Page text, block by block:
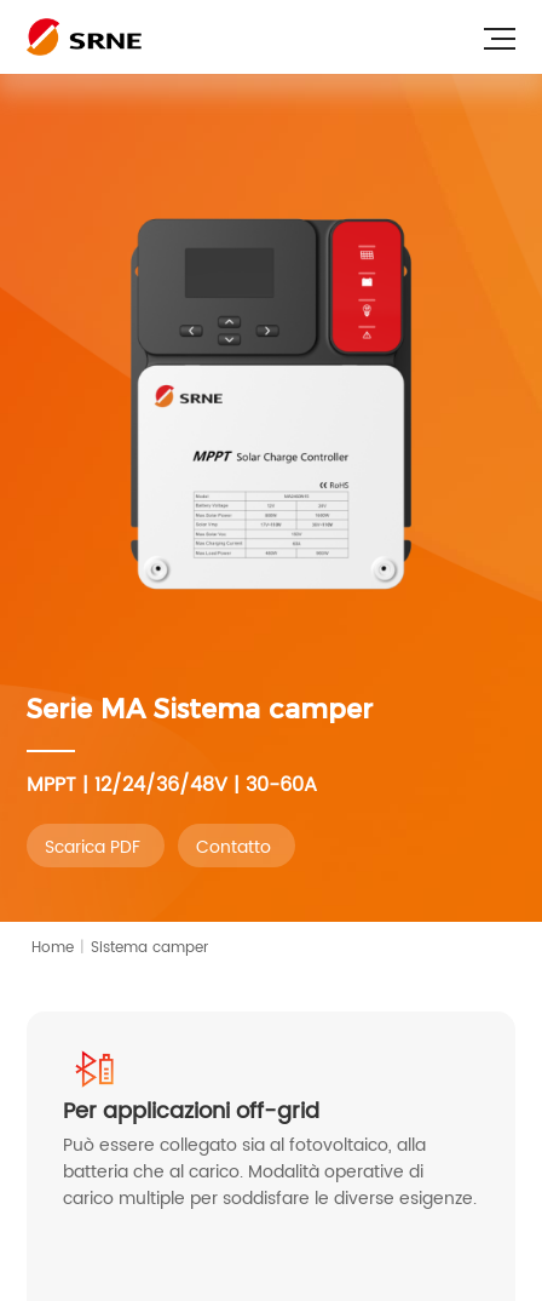
Serie MASistema camper
MPPT | 12/24/36/48V | 30-60A
Scarica PDF Contatto
Home | Sistema camper
Per applicazioni off-grid
Può essere collegato sia al fotovoltaico, alla
batteria che al carico. Modalità operative di
carico multiple per soddisfare le diverse esigenze.